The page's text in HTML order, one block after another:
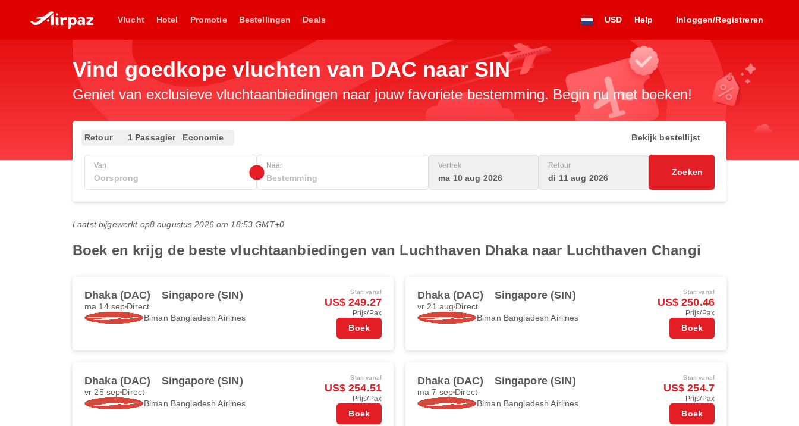
Vlucht Hotel Promotie Bestellingen Deals USD Help Inloggen/Registreren
Vind goedkope vluchten van DAC naar SIN
Geniet van exclusieve vluchtaanbiedingen naar jouw favoriete bestemming. Begin nu met boeken!
Retour 1 Passagier Economie Bekijk bestellijst
Van Naar Vertrek
ma 10 aug 2026
Retour
di 11 aug 2026
Zoeken
Laatst bijgewerkt op8 augustus 2026 om 18:53 GMT+0
Boek en krijg de beste vluchtaanbiedingen van Luchthaven Dhaka naar Luchthaven Changi
Dhaka (DAC) Singapore (SIN)
ma 14 sep Direct
Biman Bangladesh Airlines
Start vanaf
US$ 249.27
Prijs/Pax
Boek
Dhaka (DAC) Singapore (SIN)
vr 21 aug Direct
Biman Bangladesh Airlines
Start vanaf
US$ 250.46
Prijs/Pax
Boek
Dhaka (DAC) Singapore (SIN)
vr 25 sep Direct
Biman Bangladesh Airlines
Start vanaf
US$ 254.51
Prijs/Pax
Boek
Dhaka (DAC) Singapore (SIN)
ma 7 sep Direct
Biman Bangladesh Airlines
Start vanaf
US$ 254.7
Prijs/Pax
Boek